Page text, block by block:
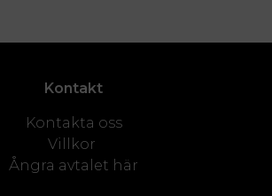
Kontakt
Kontakta oss
Villkor
Ångra avtalet här